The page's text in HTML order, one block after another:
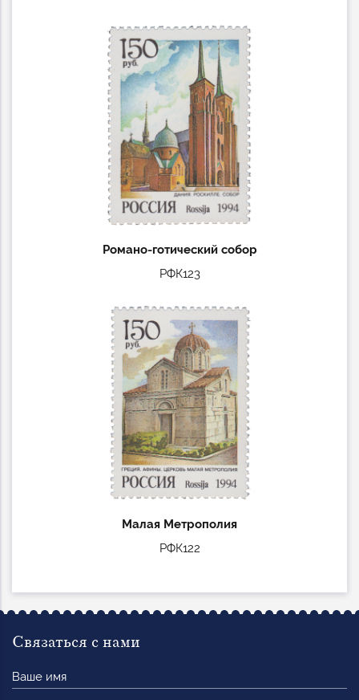
Романо-готический собор
РФК123
Малая Метрополия
РФК122
Связаться с нами
имя